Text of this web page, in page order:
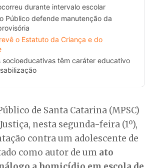
durante intervalo escolar
Público defende manutenção da
o Estatuto da Criança e do
socioeducativas têm caráter educativo
de Santa Catarina (MPSC)
nesta segunda-feira (1º),
contra um adolescente de
como autor de um ato